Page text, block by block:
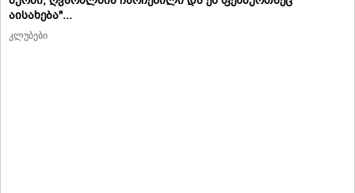
აისახება"...
კლუბები